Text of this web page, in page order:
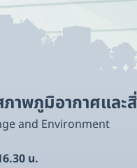
าพภูมิอากาศและ
and Environment
น.